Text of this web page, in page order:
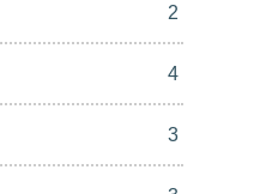
2
4
3